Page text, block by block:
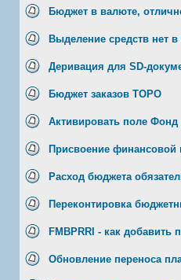
Бюджет в валюте,
Выделение средств нет
Деривация для SD-
Бюджет заказов ТОРО
Активировать поле Фонд
Присвоение финансовой
Расход бюджета
Переконтировка
FMBPRRI - как добавить
Обновление переноса